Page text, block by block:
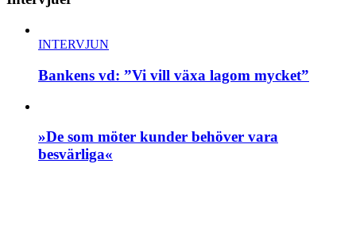
INTERVJUN
Bankens vd: ”Vi vill växa lagom mycket”
»De som möter kunder behöver vara
besvärliga«